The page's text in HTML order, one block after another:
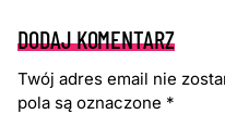
DODAJ KOMENTARZ
Twój adres email nie
pola są oznaczone *